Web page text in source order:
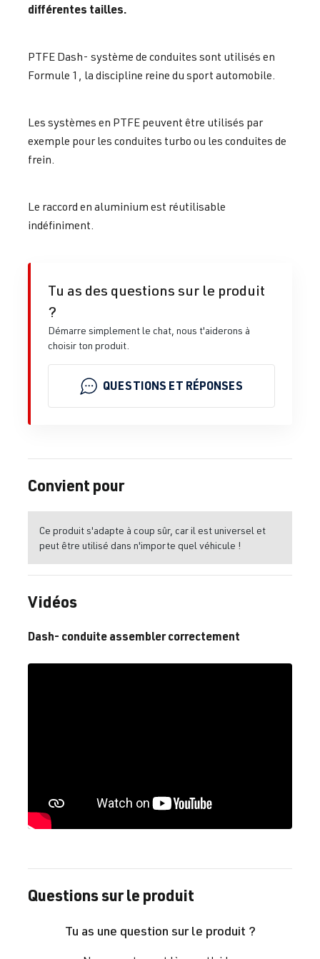
différentes tailles.
PTFE Dash- système de conduites sont utilisés en
Formule 1, la discipline reine du sport automobile.
Les systèmes en PTFE peuvent être utilisés par
exemple pour les conduites turbo ou les conduites de
frein.
Le raccord en aluminium est réutilisable
indéfiniment.
Tu as des questions sur le produit
?
Démarre simplement le chat, nous t'aiderons à
choisir ton produit.
QUESTIONS ET RÉPONSES
Convient pour
Ce produit s'adapte à coup sûr, car il est universel et
peut être utilisé dans n'importe quel véhicule !
Vidéos
Dash- conduite assembler correctement
Questions sur le produit
Tu as une question sur le produit ?